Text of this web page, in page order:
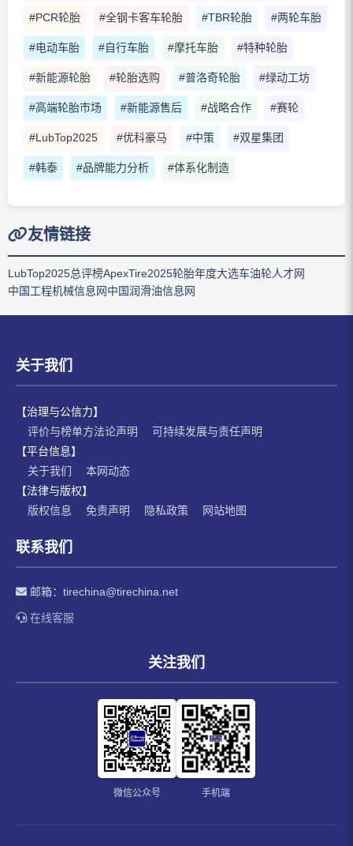
#PCR轮胎 #全钢卡客车轮胎 #TBR轮胎 #两轮车胎
#电动车胎 #自行车胎 #摩托车胎 #特种轮胎
#新能源轮胎 #轮胎选购 #普洛奇轮胎 #绿动工坊
#高端轮胎市场 #新能源售后 #战略合作 #赛轮
#LubTop2025 #优科豪马 #中策 #双星集团
#韩泰 #品牌能力分析 #体系化制造
友情链接
LubTop2025总评榜ApexTire2025轮胎年度大选车油轮人才网
中国工程机械信息网中国润滑油信息网
关于我们
【治理与公信力】
评价与榜单方法论声明
可持续发展与责任声明
【平台信息】
关于我们
本网动态
【法律与版权】
版权信息
免责声明 隐私政策 网站地图
联系我们
邮箱： tirechina@tirechina.net
在线客服
关注我们
微信公众号 手机端